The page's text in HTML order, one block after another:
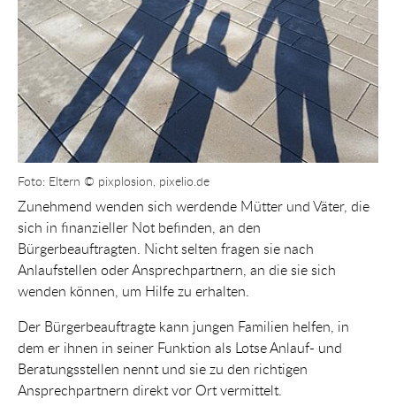
Foto: Eltern © pixplosion, pixelio.de
Zunehmend wenden sich werdende Mütter und Väter, die
sich in finanzieller Not befinden, an den
Bürgerbeauftragten. Nicht selten fragen sie nach
Anlaufstellen oder Ansprechpartnern, an die sie sich
wenden können, um Hilfe zu erhalten.
Der Bürgerbeauftragte kann jungen Familien helfen, in
dem er ihnen in seiner Funktion als Lotse Anlauf- und
Beratungsstellen nennt und sie zu den richtigen
Ansprechpartnern direkt vor Ort vermittelt.